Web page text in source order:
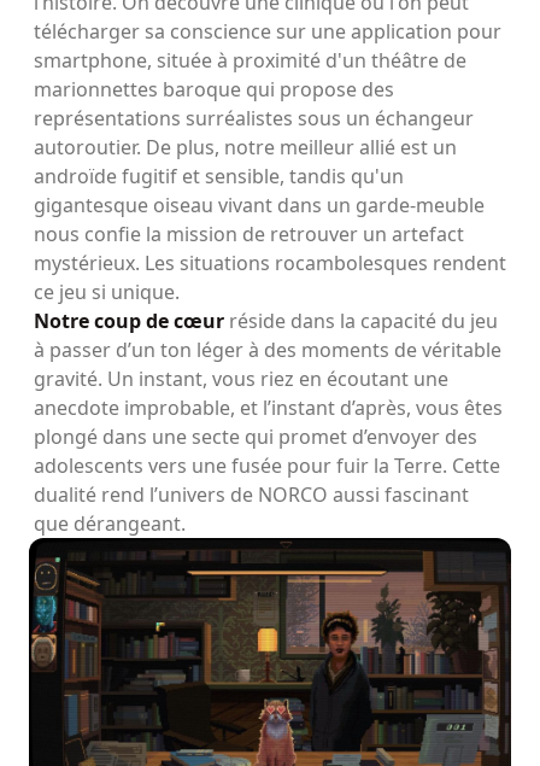
télécharger sa conscience sur une application pour
smartphone, située à proximité d'un théâtre de
marionnettes baroque qui propose des
représentations surréalistes sous un échangeur
autoroutier. De plus, notre meilleur allié est un
androïde fugitif et sensible, tandis qu'un
gigantesque oiseau vivant dans un garde-meuble
nous confie la mission de retrouver un artefact
mystérieux. Les situations rocambolesques rendent
ce jeu si unique.
Notre coup de cœur réside dans la capacité du jeu
à passer d’un ton léger à des moments de véritable
gravité. Un instant, vous riez en écoutant une
anecdote improbable, et l’instant d’après, vous êtes
plongé dans une secte qui promet d’envoyer des
adolescents vers une fusée pour fuir la Terre. Cette
dualité rend l’univers de NORCO aussi fascinant
que dérangeant.